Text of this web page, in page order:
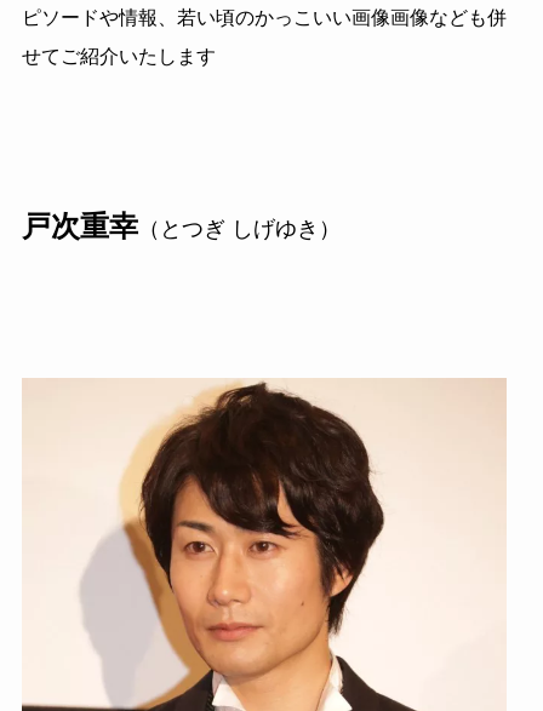
ピソードや情報、若い頃のかっこいい画像画像なども併
せてご紹介いたします
戸次重幸（とつぎ しげゆき）